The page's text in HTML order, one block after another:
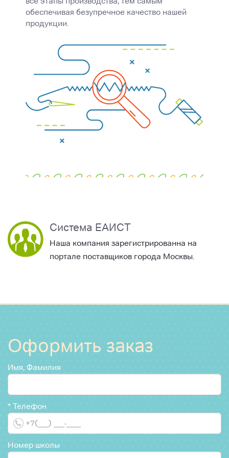
обеспечивая безупречное качество нашей
продукции.
Система ЕАИСТ
Наша компания зарегистрированна на
портале поставщиков города Москвы.
Оформить заказ
Имя, Фамилия
*Телефон
Номер школы